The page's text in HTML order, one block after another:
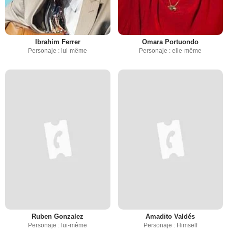
Ibrahim Ferrer
Personaje : lui-même
Omara Portuondo
Personaje : elle-même
Ruben Gonzalez
Personaje : lui-même
Amadito Valdés
Personaje : Himself